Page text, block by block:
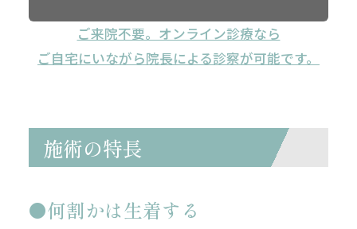
ご来院不要。オンライン診療なら
ご自宅にいながら院長による診察が可能です。
施術の特長
何割かは生着する